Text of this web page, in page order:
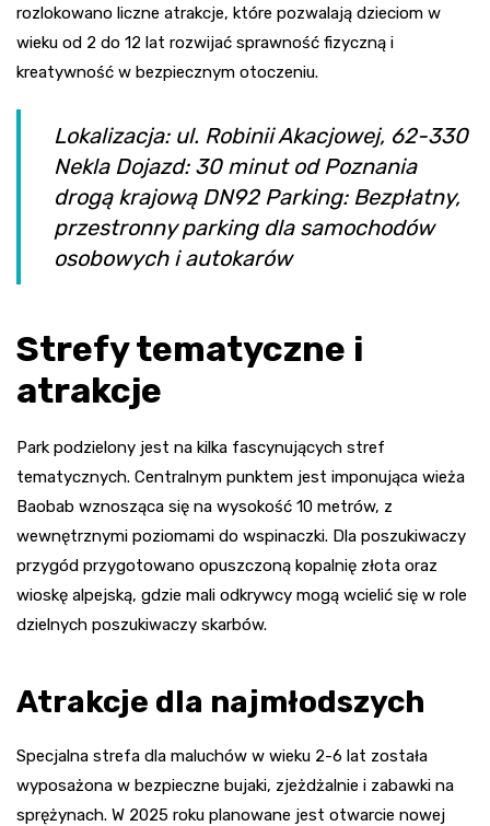
rozlokowano liczne atrakcje, które pozwalają dzieciom w
wieku od 2 do 12 lat rozwijać sprawność fizyczną i
kreatywność w bezpiecznym otoczeniu.
Lokalizacja: ul. Robinii Akacjowej, 62-330
Nekla Dojazd: 30 minut od Poznania
drogą krajową DN92 Parking: Bezpłatny,
przestronny parking dla samochodów
osobowych i autokarów
Strefy tematyczne i
atrakcje
Park podzielony jest na kilka fascynujących stref
tematycznych. Centralnym punktem jest imponująca wieża
Baobab wznosząca się na wysokość 10 metrów, z
wewnętrznymi poziomami do wspinaczki. Dla poszukiwaczy
przygód przygotowano opuszczoną kopalnię złota oraz
wioskę alpejską, gdzie mali odkrywcy mogą wcielić się w role
dzielnych poszukiwaczy skarbów.
Atrakcje dla najmłodszych
Specjalna strefa dla maluchów w wieku 2-6 lat została
wyposażona w bezpieczne bujaki, zjeżdżalnie i zabawki na
sprężynach. W 2025 roku planowane jest otwarcie nowej